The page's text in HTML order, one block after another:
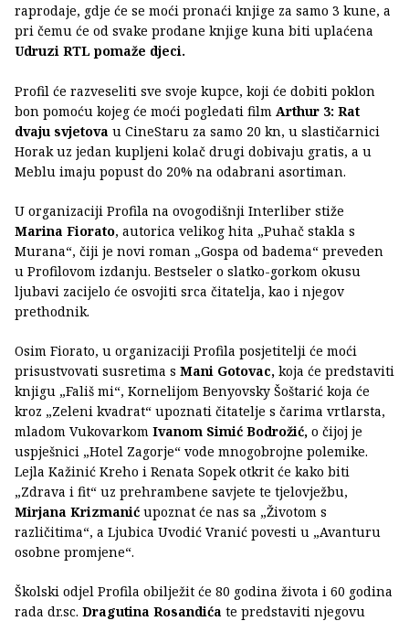
raprodaje, gdje će se moći pronaći knjige za samo 3 kune, a
pri čemu će od svake prodane knjige kuna biti uplaćena
Udruzi RTL pomaže djeci.
Profil će razveseliti sve svoje kupce, koji će dobiti poklon
bon pomoću kojeg će moći pogledati film Arthur 3: Rat
dvaju svjetova u CineStaru za samo 20 kn, u slastičarnici
Horak uz jedan kupljeni kolač drugi dobivaju gratis, a u
Meblu imaju popust do 20% na odabrani asortiman.
U organizaciji Profila na ovogodišnji Interliber stiže
Marina Fiorato, autorica velikog hita „Puhač stakla s
Murana“, čiji je novi roman „Gospa od badema“ preveden
u Profilovom izdanju. Bestseler o slatko-gorkom okusu
ljubavi zacijelo će osvojiti srca čitatelja, kao i njegov
prethodnik.
Osim Fiorato, u organizaciji Profila posjetitelji će moći
prisustvovati susretima s Mani Gotovac, koja će predstaviti
knjigu „Fališ mi“, Kornelijom Benyovsky Šoštarić koja će
kroz „Zeleni kvadrat“ upoznati čitatelje s čarima vrtlarsta,
mladom Vukovarkom Ivanom Simić Bodrožić, o čijoj je
uspješnici „Hotel Zagorje“ vode mnogobrojne polemike.
Lejla Kažinić Kreho i Renata Sopek otkrit će kako biti
„Zdrava i fit“ uz prehrambene savjete te tjelovježbu,
Mirjana Krizmanić upoznat će nas sa „Životom s
različitima“, a Ljubica Uvodić Vranić povesti u „Avanturu
osobne promjene“.
Školski odjel Profila obilježit će 80 godina života i 60 godina
rada dr.sc. Dragutina Rosandića te predstaviti njegovu